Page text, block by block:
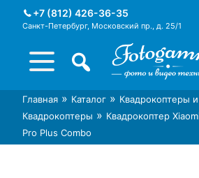
+7 (812) 426-36-35
Санкт-Петербург, Московский пр., д. 25/1
Интернет-
Foto-Gamma в
Магазин
gamma.ru
Главная » Каталог » Квадрокоптеры
Квадрокоптеры » Квадрокоптер
Pro Plus Combo